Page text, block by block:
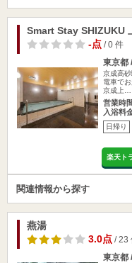
Smart Stay SHIZUKU
-点/ 0 件
東京都
京成高
電車で
京成上…
営業時
入浴料
日帰り
楽天ト
関連情報から探す
燕湯
3.0点/ 23
東京都